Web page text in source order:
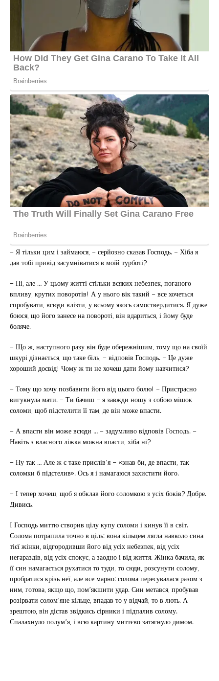
– Я тільки цим і займаюся, – серйозно сказав Господь. – Хіба я
дав тобі привід засумніватися в моїй турботі?
– Ні, але … У цьому житті стільки всяких небезпек, поганого
впливу, крутих поворотів! А у нього вік такий – все хочеться
спробувати, всюди влізти, у всьому якось самоствердитися. Я дуже
боюся, що його занесе на повороті, він вдариться, і йому буде
боляче.
– Що ж, наступного разу він буде обережнішим, тому що на своїй
шкурі дізнається, що таке біль, – відповів Господь. – Це дуже
хороший досвід! Чому ж ти не хочеш дати йому навчитися?
– Тому що хочу позбавити його від цього болю! – Пристрасно
вигукнула мати. – Ти бачиш – я завжди ношу з собою мішок
соломи, щоб підстелити її там, де він може впасти.
– А впасти він може всюди … – задумливо відповів Господь. –
Навіть з власного ліжка можна впасти, хіба ні?
– Ну так … Але ж є таке прислів’я – «знав би, де впасти, так
соломки б підстелив». Ось я і намагаюся захистити його.
– І тепер хочеш, щоб я обклав його соломкою з усіх боків? Добре.
Дивись!
І Господь миттю створив цілу купу соломи і кинув її в світ.
Солома потрапила точно в ціль: вона кільцем лягла навколо сина
тієї жінки, відгородивши його від усіх небезпек, від усіх
негараздів, від усіх спокус, а заодно і від життя. Жінка бачила, як
її син намагається рухатися то туди, то сюди, розсунути солому,
пробратися крізь неї, але все марно: солома пересувалася разом з
ним, готова, якщо що, пом’якшити удар. Син метався, пробував
розірвати солом’яне кільце, впадав то у відчай, то в лють. А
зрештою, він дістав звідкись сірники і підпалив солому.
Спалахнуло полум’я, і ​​всю картину миттєво затягнуло димом.